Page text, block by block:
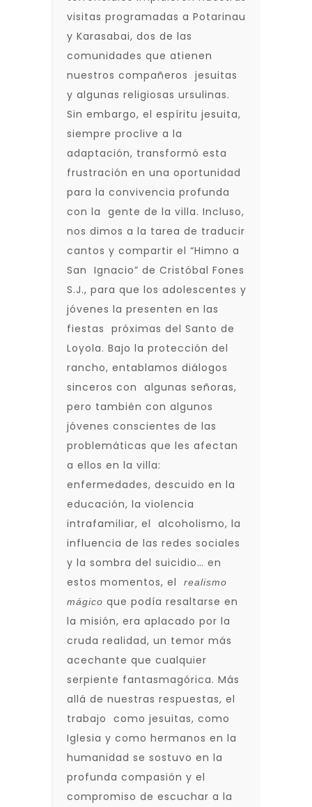
visitas programadas a Potarinau
y Karasabai, dos de las
comunidades que atienen
nuestros compañeros jesuitas
y algunas religiosas ursulinas.
Sin embargo, el espíritu jesuita,
siempre proclive a la
adaptación, transformó esta
frustración en una oportunidad
para la convivencia profunda
con la gente de la villa. Incluso,
nos dimos a la tarea de traducir
cantos y compartir el “Himno a
San Ignacio” de Cristóbal Fones
S.J., para que los adolescentes y
jóvenes la presenten en las
fiestas próximas del Santo de
Loyola. Bajo la protección del
rancho, entablamos diálogos
sinceros con algunas señoras,
pero también con algunos
jóvenes conscientes de las
problemáticas que les afectan
a ellos en la villa:
enfermedades, descuido en la
educación, la violencia
intrafamiliar, el alcoholismo, la
influencia de las redes sociales
y la sombra del suicidio… en
estos momentos, el
realismo
mágico que podía resaltarse en
la misión, era aplacado por la
cruda realidad, un temor más
acechante que cualquier
serpiente fantasmagórica. Más
allá de nuestras respuestas, el
trabajo como jesuitas, como
Iglesia y como hermanos en la
humanidad se sostuvo en la
profunda compasión y el
compromiso de escuchar a la